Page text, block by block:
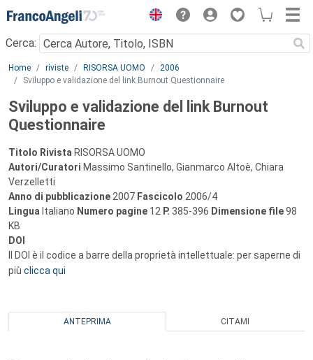
Menu
Cerca:
Main content
Home riviste RISORSA UOMO
2006
Sviluppo e validazione del link Burnout Questionnaire
Sviluppo e validazione del link Burnout
Questionnaire
Titolo Rivista RISORSA UOMO
Autori/Curatori Massimo Santinello, Gianmarco Altoè, Chiara
Verzelletti
Anno di pubblicazione 2007 Fascicolo 2006/4
Lingua Italiano Numero pagine 12 P. 385-396 Dimensione file98
KB
DOI
Il DOI è il codice a barre della proprietà intellettuale: per saperne di
più clicca qui
ANTEPRIMA CITAMI